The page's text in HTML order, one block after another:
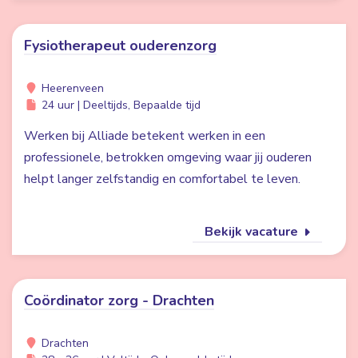
Fysiotherapeut ouderenzorg
Heerenveen
24 uur | Deeltijds, Bepaalde tijd
Werken bij Alliade betekent werken in een
professionele, betrokken omgeving waar jij ouderen
helpt langer zelfstandig en comfortabel te leven.
Bekijk vacature
Coördinator zorg - Drachten
Drachten